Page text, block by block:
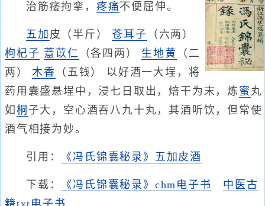
治筋痿拘挛， 疼痛不便屈伸。
五加 皮（半斤）苍耳子 （六两）
枸杞子 薏苡仁 （各四两） 生地黄
（二
两）木香
（五钱） 以好酒一大埕，将
药用囊盛悬埕中，浸七日取出，焙干为末，炼 蜜 丸
如 桐 子大，空心酒吞八九十丸，其酒听饮，但常使
酒气相接为妙。
引用： 《冯氏锦囊秘录》五加皮酒
下载： 《冯氏锦囊秘录》chm电子书
中医古
籍txt电子书